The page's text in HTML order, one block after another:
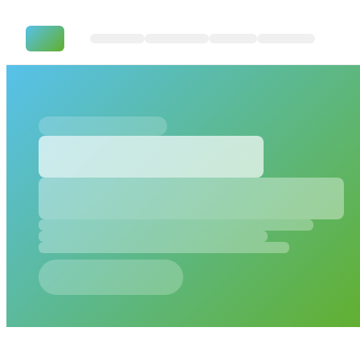
Mit Replit im Microsoft-